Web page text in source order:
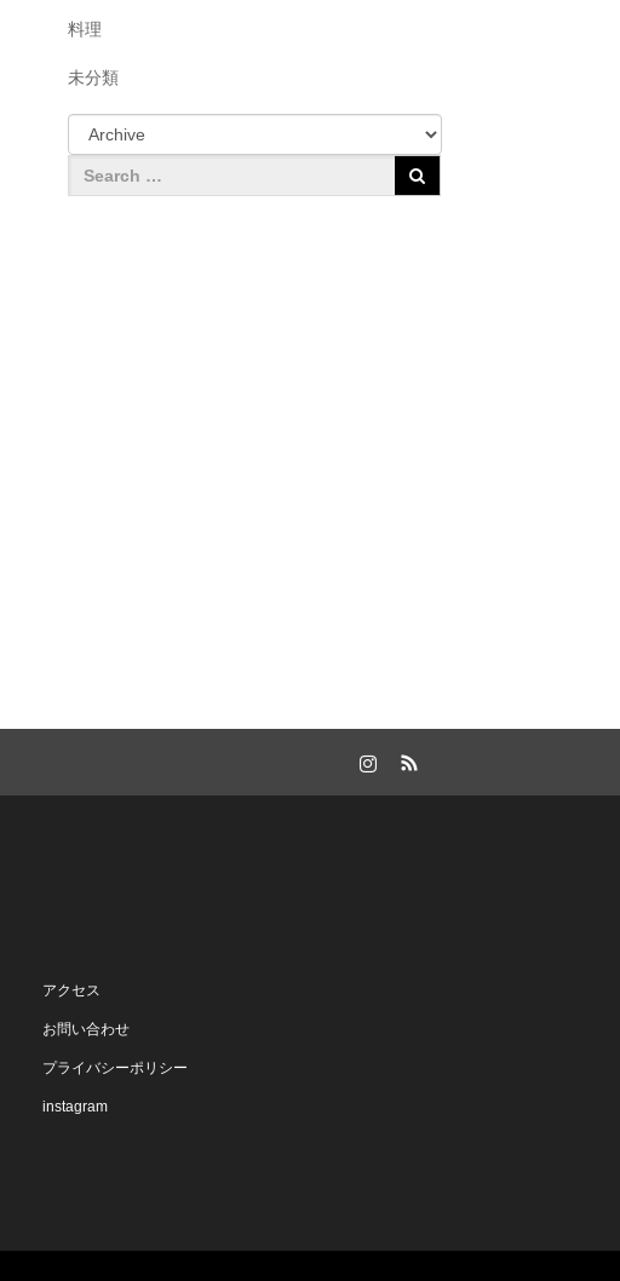
料理
未分類
アクセス
お問い合わせ
プライバシーポリシー
instagram